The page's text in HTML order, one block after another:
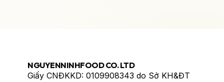
NGUYENNINHFOOD CO. LTD
Giấy CNĐKKD: 0109908343 do Sở KH&ĐT